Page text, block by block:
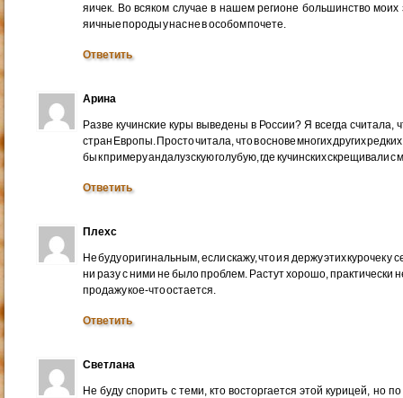
яичек. Во всяком случае в нашем регионе большинство
яичные породы у нас не в особом почете.
Ответить
Арина
Разве кучинские куры выведены в России? Я всегда
стран Европы. Просто читала, что в основе многих других
бы к примеру андалузскую голубую, где кучинских скрещивали
Ответить
Плехс
Не буду оригинальным, если скажу, что и я держу этих курочек
ни разу с ними не было проблем. Растут хорошо, практически
продажу кое-что остается.
Ответить
Светлана
Не буду спорить с теми, кто восторгается этой курицей, но